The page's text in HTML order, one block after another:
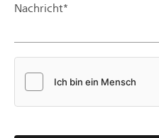
Nachricht*